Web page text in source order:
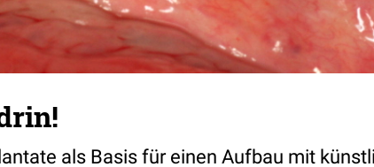
als Basis für einen Aufbau mit